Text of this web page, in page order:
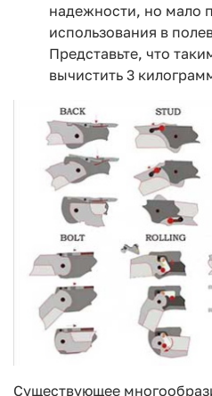
надежности, но мало
использования в
Представьте, что
вычистить 3
Существующее